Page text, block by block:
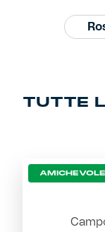
Primavera
Genoa
Tacchettee
Urban
TUTTE
AMICHEVOLE